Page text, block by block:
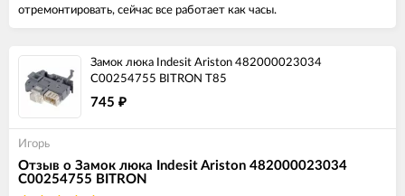
отремонтировать, сейчас все работает как часы.
Замок люка Indesit Ariston 482000023034
C00254755 BITRON T85
745 ₽
Игорь
Отзыв о Замок люка Indesit Ariston 482000023034
C00254755 BITRON